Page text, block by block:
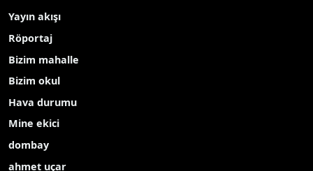
Yayın akışı
Röportaj
Bizim mahalle
Bizim okul
Hava durumu
Mine ekici
dombay
ahmet uçar